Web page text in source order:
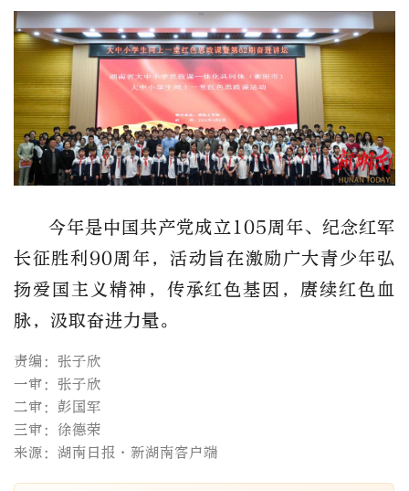
今年是中国共产党成立 105周年、纪念红军
长征胜利90周年，活动旨在激励广大青少年弘
扬爱国主义精神，传承红色基因，赓续红色血
脉，汲取奋进力量。
责编：张子欣
一审：张子欣
二审：彭国军
三审：徐德荣
来源：湖南日报·新湖南客户端